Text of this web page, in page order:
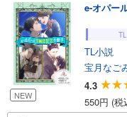
NEW
e-オパー
TL
TL小説
宝月なご
4.3
550円 (税